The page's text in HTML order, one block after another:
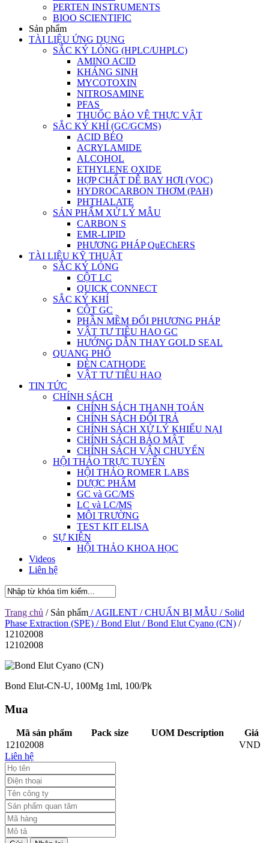
PERTEN INSTRUMENTS
BIOO SCIENTIFIC
Sản phẩm
TÀI LIỆU ỨNG DỤNG
SẮC KÝ LỎNG (HPLC/UHPLC)
AMINO ACID
KHÁNG SINH
MYCOTOXIN
NITROSAMINE
PFAS
THUỐC BẢO VỆ THỰC VẬT
SẮC KÝ KHÍ (GC/GCMS)
ACID BÉO
ACRYLAMIDE
ALCOHOL
ETHYLENE OXIDE
HỢP CHẤT DỄ BAY HƠI (VOC)
HYDROCARBON THƠM (PAH)
PHTHALATE
SẢN PHẨM XỬ LÝ MẪU
CARBON S
EMR-LIPID
PHƯƠNG PHÁP QuEChERS
TÀI LIỆU KỸ THUẬT
SẮC KÝ LỎNG
CỘT LC
QUICK CONNECT
SẮC KÝ KHÍ
CỘT GC
PHẦN MỀM ĐỔI PHƯƠNG PHÁP
VẬT TƯ TIÊU HAO GC
HƯỚNG DẪN THAY GOLD SEAL
QUANG PHỔ
ĐÈN CATHODE
VẬT TƯ TIÊU HAO
TIN TỨC
CHÍNH SÁCH
CHÍNH SÁCH THANH TOÁN
CHÍNH SÁCH ĐỔI TRẢ
CHÍNH SÁCH XỬ LÝ KHIẾU NẠI
CHÍNH SÁCH BẢO MẬT
CHÍNH SÁCH VẬN CHUYỂN
HỘI THẢO TRỰC TUYẾN
HỘI THẢO ROMER LABS
DƯỢC PHẨM
GC và GC/MS
LC và LC/MS
MÔI TRƯỜNG
TEST KIT ELISA
SỰ KIỆN
HỘI THẢO KHOA HỌC
Videos
Liên hệ
Trang chủ / Sản phẩm / AGILENT / CHUẨN BỊ MẪU / Solid
Phase Extraction (SPE) / Bond Elut / Bond Elut Cyano (CN) /
12102008
12102008
Bond Elut-CN-U, 100Mg 1ml, 100/Pk
Mua
Mã sản phẩm Pack size UOM Description
Giá
12102008
VND
Liên hệ